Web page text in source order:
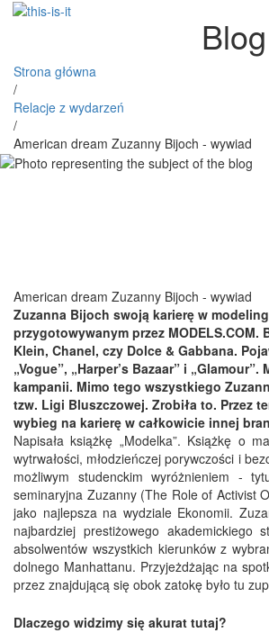
Strona główna
/
Relacje z wydarzeń
/
American dream Zuzanny Bijoch - wywiad
American dream Zuzanny Bijoch - wywiad
Zuzanna Bijoch swoją karierę w
przygotowywanym przez
Klein, Chanel, czy Dolce & Gabbana.
„Vogue”, „Harper’s Bazaar” i
kampanii. Mimo tego wszystkiego
tzw. Ligi Bluszczowej. Zrobiła to. Przez
wybieg na karierę w całkowicie innej
Napisała książkę „Modelka”. Książkę o
wytrwałości, młodzieńczej porywczości i
możliwym studenckim wyróżnieniem -
seminaryjna Zuzanny (The Role of Activist
jako najlepsza na wydziale Ekonomii.
najbardziej prestiżowego
absolwentów wszystkich kierunków z
dolnego Manhattanu. Przyjeżdżając na
przez znajdującą się obok zatokę było tu
Dlaczego widzimy się akurat tutaj?